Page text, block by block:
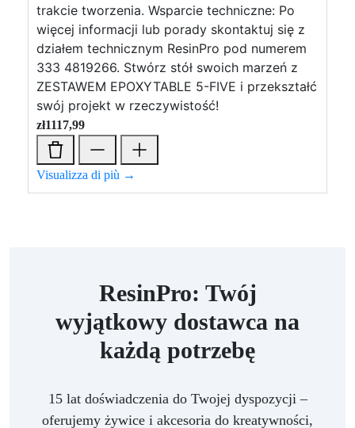
trakcie tworzenia. Wsparcie techniczne: Po
więcej informacji lub porady skontaktuj się z
działem technicznym ResinPro pod numerem
333 4819266. Stwórz stół swoich marzeń z
ZESTAWEM EPOXYTABLE 5-FIVE i przekształć
swój projekt w rzeczywistość!
zł1117,99
Visualizza di più →
ResinPro: Twój
wyjątkowy dostawca na
każdą potrzebę
15 lat doświadczenia do Twojej dyspozycji –
oferujemy żywice i akcesoria do kreatywności,